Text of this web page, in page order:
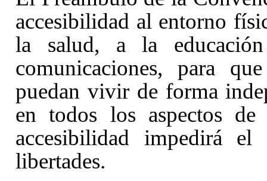
accesibilidad al entorno
la salud, a la
comunicaciones, para
puedan vivir de forma
en todos los aspectos
accesibilidad impedirá
libertades.